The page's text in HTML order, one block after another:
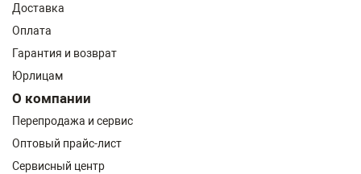
Доставка
Оплата
Гарантия и возврат
Юрлицам
О компании
Перепродажа и сервис
Оптовый прайс-лист
Сервисный центр